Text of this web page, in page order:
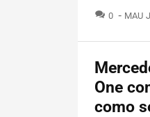
0 MAU
One
como